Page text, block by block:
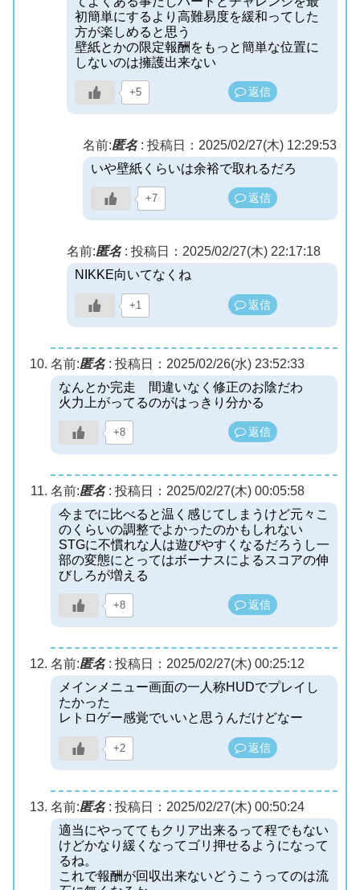
初簡単にするより高難易度を緩和ってした
方が楽しめると思う
壁紙とかの限定報酬をもっと簡単な位置に
しないのは擁護出来ない
+5 返信
名前:匿名: 投稿日：2025/02/27(木) 12:29:53
いや壁紙くらいは余裕で取れるだろ
+7 返信
名前:匿名: 投稿日：2025/02/27(木) 22:17:18
NIKKE向いてなくね
+1 返信
名前:匿名: 投稿日：2025/02/26(水) 23:52:33
なんとか完走 間違いなく修正のお陰だわ
火力上がってるのがはっきり分かる
+8 返信
名前:匿名: 投稿日：2025/02/27(木) 00:05:58
今までに比べると温く感じてしまうけど元々こ
のくらいの調整でよかったのかもしれない
STGに不慣れな人は遊びやすくなるだろうし一
部の変態にとってはボーナスによるスコアの伸
びしろが増える
+8 返信
名前:匿名: 投稿日：2025/02/27(木) 00:25:12
メインメニュー画面の一人称HUDでプレイし
たかった
レトロゲー感覚でいいと思うんだけどなー
+2 返信
名前:匿名: 投稿日：2025/02/27(木) 00:50:24
適当にやっててもクリア出来るって程でもない
けどかなり緩くなってゴリ押せるようになって
るね。
これで報酬が回収出来ないどうこうってのは流